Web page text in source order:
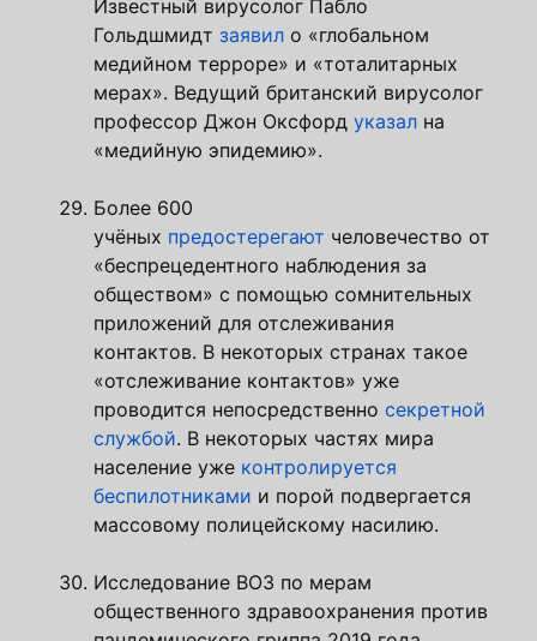
Известный вирусолог Пабло
Гольдшмидт заявил о «глобальном
медийном терроре» и «тоталитарных
мерах». Ведущий британский вирусолог
профессор Джон Оксфорд указал на
«медийную эпидемию».
Более 600
учёных предостерегают человечество от
«беспрецедентного наблюдения за
обществом» с помощью сомнительных
приложений для отслеживания
контактов. В некоторых странах такое
«отслеживание контактов» уже
проводится непосредственно секретной
службой. В некоторых частях мира
население уже контролируется
беспилотниками и порой подвергается
массовому полицейскому насилию.
Исследование ВОЗ по мерам
общественного здравоохранения против